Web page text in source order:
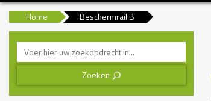
Home Beschermrail B
Zoeken 3